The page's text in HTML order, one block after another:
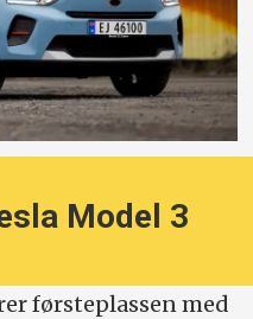
Model 3
førsteplassen med